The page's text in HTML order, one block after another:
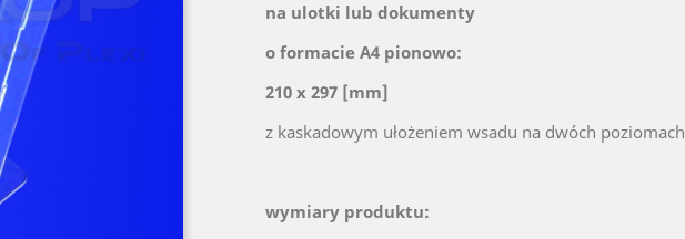
na ulotki lub dokumenty
o formacie A4 pionowo:
210 x 297 [mm]
z kaskadowym ułożeniem wsadu na dwóch poziomach
wymiary produktu: